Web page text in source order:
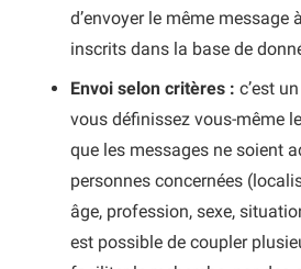
d’envoyer le même message
inscrits dans la base de
Envoi selon critères : c’est
vous définissez vous-même
que les messages ne soient
personnes concernées
âge, profession, sexe,
est possible de coupler